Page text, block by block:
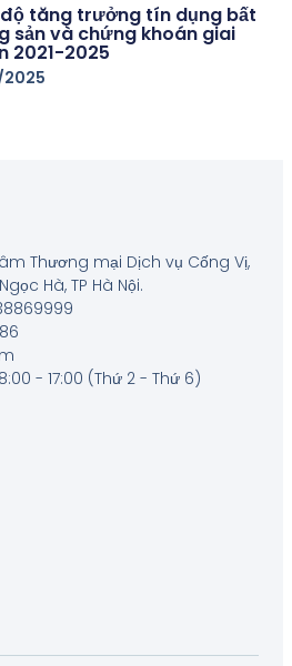
tăng trưởng tín dụng bất
sản và chứng khoán giai
2021-2025
2025
Thương mại Dịch vụ Cống Vị,
Hà, TP Hà Nội.
- 17:00 (Thứ 2 - Thứ 6)